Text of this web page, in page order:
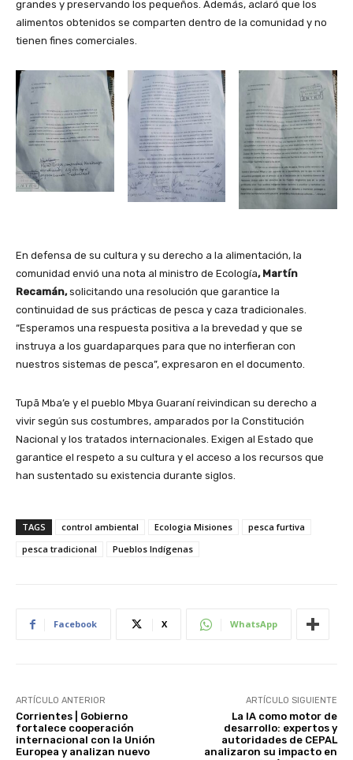
grandes y preservando los pequeños. Además, aclaró que los
alimentos obtenidos se comparten dentro de la comunidad y no
tienen fines comerciales.
En defensa de su cultura y su derecho a la alimentación, la
comunidad envió una nota al ministro de Ecología, Martín
Recamán,solicitando una resolución que garantice la
continuidad de sus prácticas de pesca y caza tradicionales.
“Esperamos una respuesta positiva a la brevedad y que se
instruya a los guardaparques para que no interfieran con
nuestros sistemas de pesca”, expresaron en el documento.
Tupã Mba’e y el pueblo Mbya Guaraní reivindican su derecho a
vivir según sus costumbres, amparados por la Constitución
Nacional y los tratados internacionales. Exigen al Estado que
garantice el respeto a su cultura y el acceso a los recursos que
han sustentado su existencia durante siglos.
TAGS control ambiental Ecologia Misiones
pesca furtiva
pesca tradicional
Pueblos Indígenas
Facebook X WhatsApp
ARTÍCULO ANTERIOR
Corrientes | Gobierno
fortalece cooperación
internacional con la Unión
Europea y analizan nuevo
ARTÍCULO SIGUIENTE
La IA como motor de
desarrollo: expertos y
autoridades de CEPAL
analizaron su impacto en